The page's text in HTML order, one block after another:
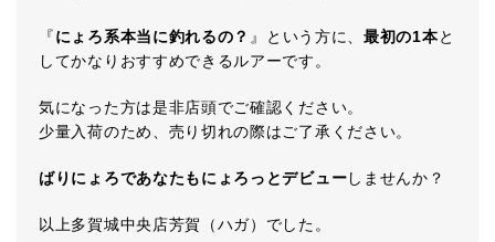
『にょろ系本当に釣れるの？ 』という方に、最初の1本と
してかなりおすすめできるルアーです。
気になった方は是非店頭でご確認ください。
少量入荷のため、売り切れの際はご了承ください。
ばりにょろであなたもにょろっとデビューしませんか？
以上多賀城中央店芳賀（ハガ）でした。